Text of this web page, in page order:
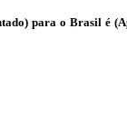
para o Brasil é